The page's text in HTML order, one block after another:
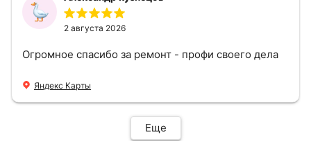
2 августа 2026
Огромное спасибо за ремонт - профи своего дела
Яндекс Карты
Еще